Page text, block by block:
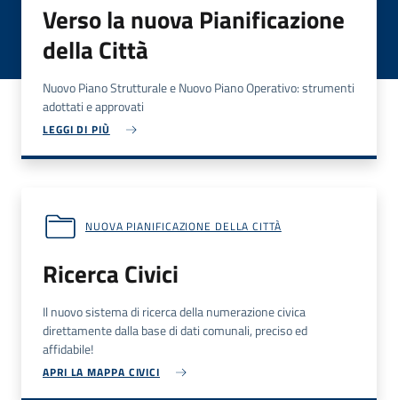
Verso la nuova Pianificazione
della Città
Nuovo Piano Strutturale e Nuovo Piano Operativo: strumenti
adottati e approvati
LEGGI DI PIÙ
NUOVA PIANIFICAZIONE DELLA CITTÀ
Ricerca Civici
Il nuovo sistema di ricerca della numerazione civica
direttamente dalla base di dati comunali, preciso ed
affidabile!
APRI LA MAPPA CIVICI